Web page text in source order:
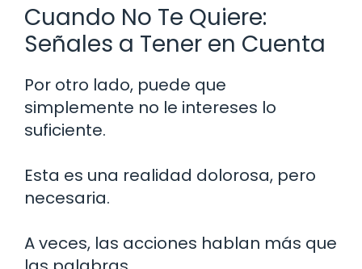
Cuando No Te Quiere:
Señales a Tener en Cuenta
Por otro lado, puede que
simplemente no le intereses lo
suficiente.
Esta es una realidad dolorosa, pero
necesaria.
A veces, las acciones hablan más que